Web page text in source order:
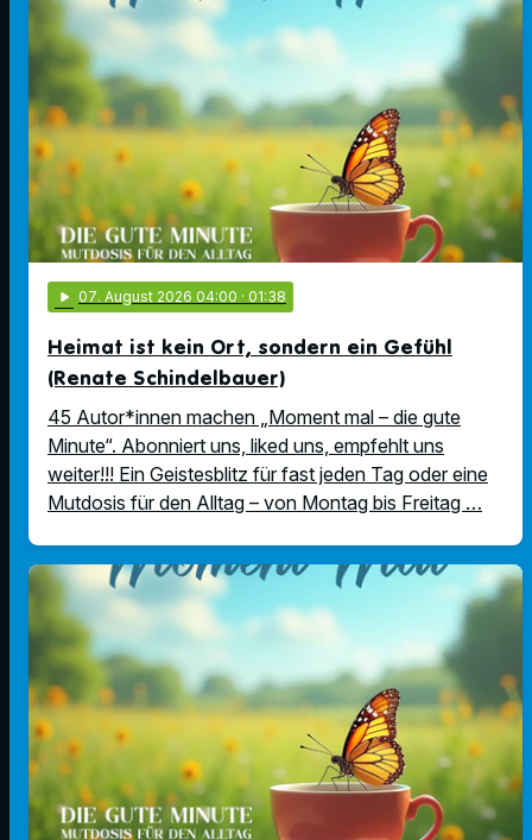
play_arrow 07. August 2026 04:00 · 01:38
Heimat ist kein Ort, sondern ein Gefühl
(Renate Schindelbauer)
45 Autor*innen machen „Moment mal – die gute
Minute“. Abonniert uns, liked uns, empfehlt uns
weiter!!! Ein Geistesblitz für fast jeden Tag oder eine
Mutdosis für den Alltag – von Montag bis Freitag …